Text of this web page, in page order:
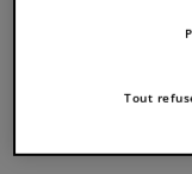
7316575360658
Tout